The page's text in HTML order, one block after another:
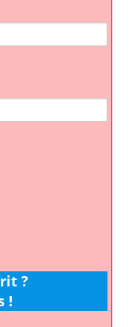
?
!